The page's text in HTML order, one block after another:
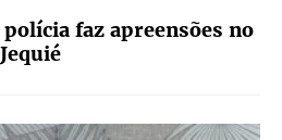
faz apreensões no